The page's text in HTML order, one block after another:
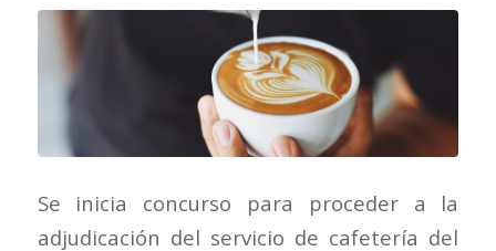
Se inicia concurso para proceder a la
adjudicación del servicio de cafetería del